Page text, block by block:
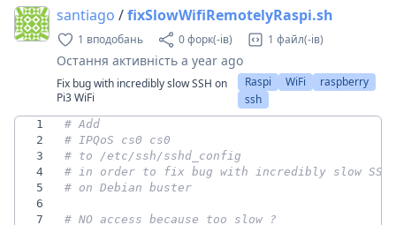
santiago /fixSlowWifiRemotelyRaspi.sh
1 вподобань 0 форк(-ів) 1 файл(-ів)
Остання активність a year ago
Fix bug with incredibly slow SSH on
Pi3 WiFi
Raspi WiFi
raspberry
ssh
1
# Add
2
# IPQoS cs0 cs0
3
# to /etc/ssh/sshd_config
4
# in order to fix bug with incredibly slow SSH
5
# on Debian buster
6
7
# NO access because too slow ?